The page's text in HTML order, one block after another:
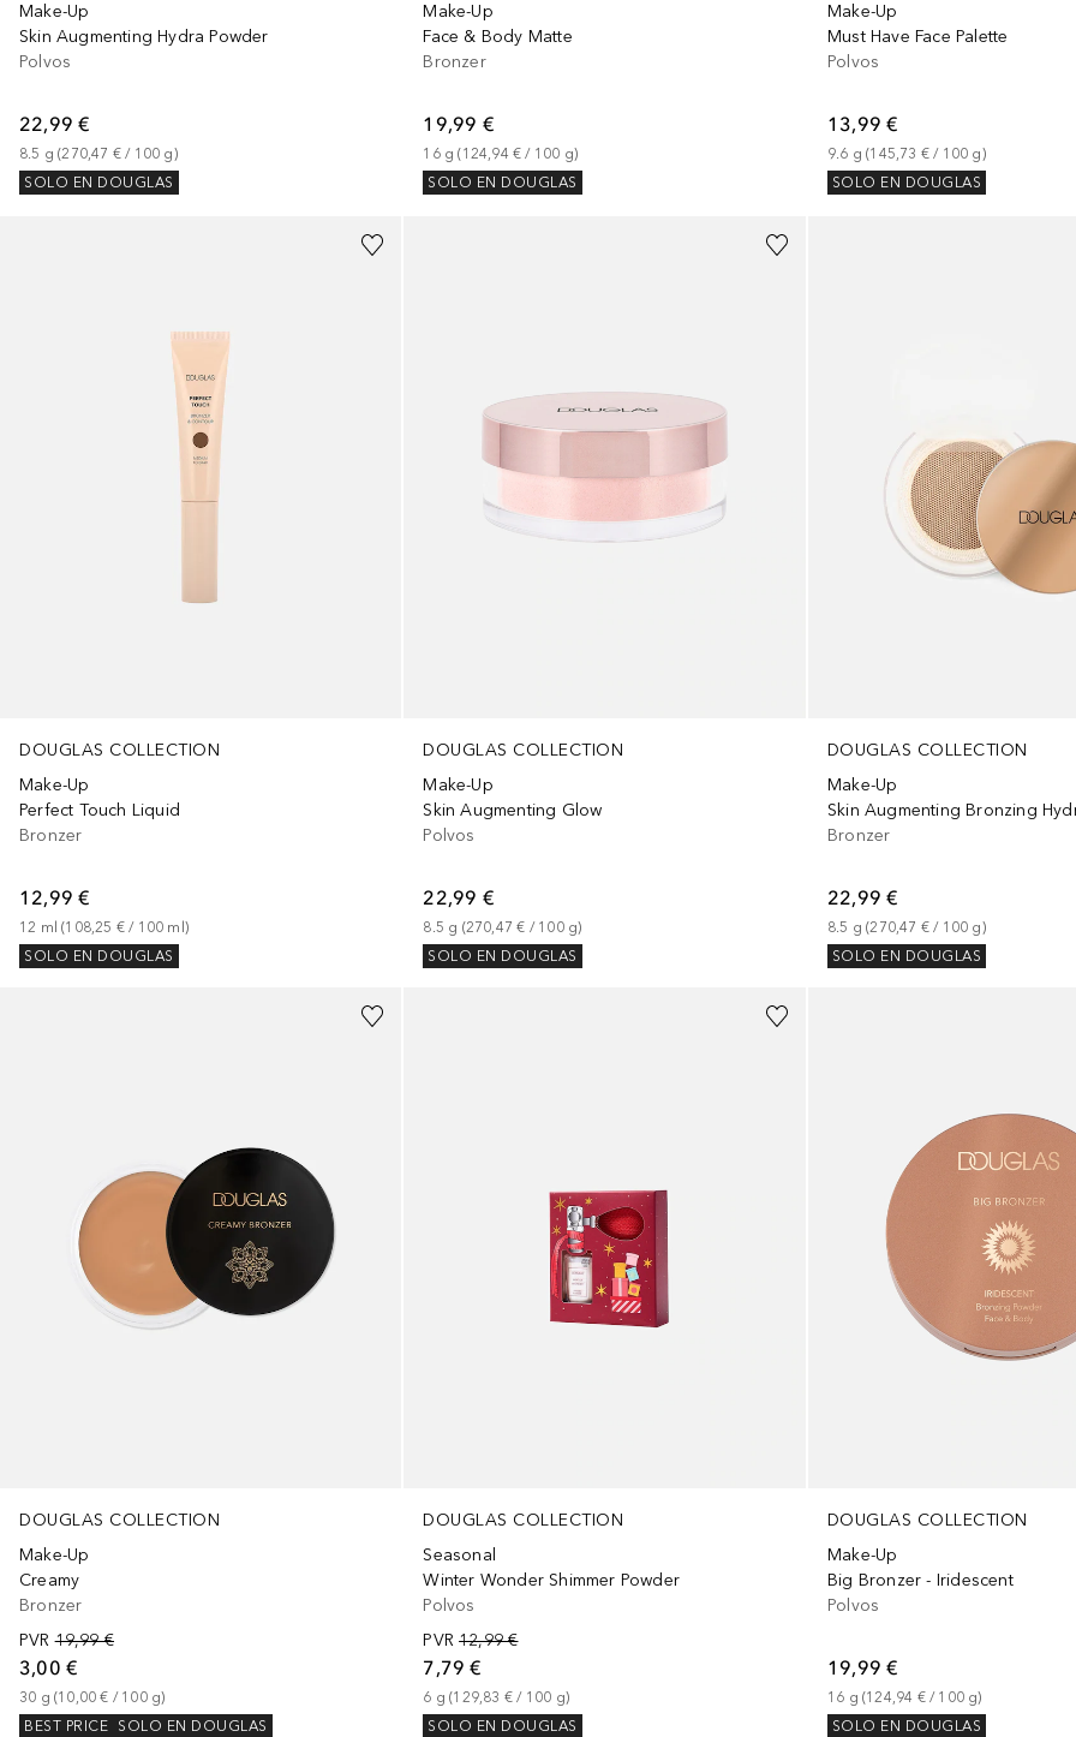
Make-Up
Skin Augmenting Hydra Powder
Polvos
22,99 €
8.5 g (270,47 € / 100 g)
SOLO EN DOUGLAS
Make-Up
Face & Body Matte
Bronzer
19,99 €
16 g (124,94 € / 100 g)
SOLO EN DOUGLAS
Make-Up
Must Have Face Palette
Polvos
13,99 €
9.6 g (145,73 € / 100 g)
SOLO EN DOUGLAS
DOUGLAS COLLECTION
Make-Up
Perfect Touch Liquid
Bronzer
12,99 €
12 ml (108,25 € / 100 ml)
SOLO EN DOUGLAS
DOUGLAS COLLECTION
Make-Up
Skin Augmenting Glow
Polvos
22,99 €
8.5 g (270,47 € / 100 g)
SOLO EN DOUGLAS
DOUGLAS COLLECTION
Make-Up
Bronzer
22,99 €
8.5 g (270,47 € / 100 g)
SOLO EN DOUGLAS
DOUGLAS COLLECTION
Make-Up
Creamy
Bronzer
PVR 19,99 €
3,00 €
30 g (10,00 € / 100 g)
BEST PRICE
SOLO EN DOUGLAS
DOUGLAS COLLECTION
Seasonal
Winter Wonder Shimmer Powder
Polvos
PVR 12,99 €
7,79 €
6 g (129,83 € / 100 g)
SOLO EN DOUGLAS
DOUGLAS COLLECTION
Make-Up
Big Bronzer - Iridescent
Polvos
19,99 €
16 g (124,94 € / 100 g)
SOLO EN DOUGLAS